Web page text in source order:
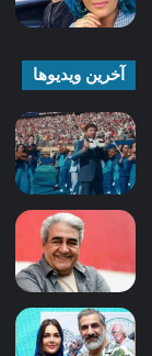
آخرین ویدیوها